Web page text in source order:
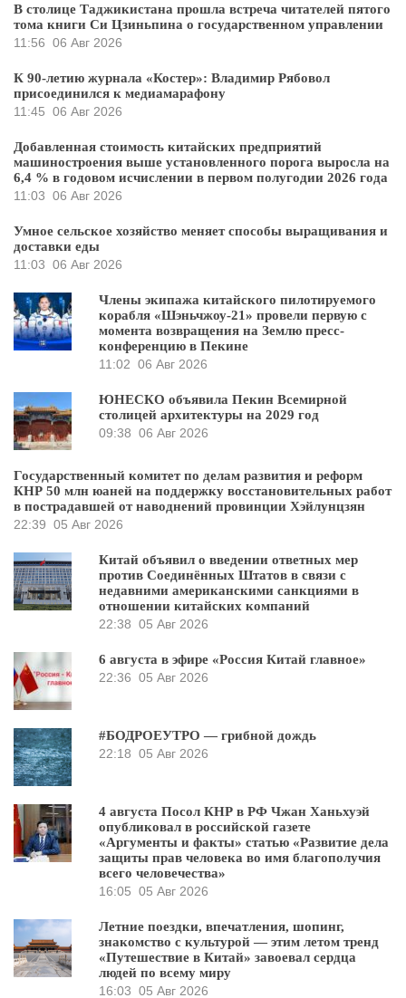
В столице Таджикистана прошла встреча читателей пятого
тома книги Си Цзиньпина о государственном управлении
11:56 06 Авг 2026
К 90-летию журнала «Костер»: Владимир Рябовол
присоединился к медиамарафону
11:45 06 Авг 2026
Добавленная стоимость китайских предприятий
машиностроения выше установленного порога выросла на
6,4 % в годовом исчислении в первом полугодии 2026 года
11:03 06 Авг 2026
Умное сельское хозяйство меняет способы выращивания и
доставки еды
11:03 06 Авг 2026
Члены экипажа китайского пилотируемого
корабля «Шэньчжоу-21» провели первую с
момента возвращения на Землю пресс-
конференцию в Пекине
11:02 06 Авг 2026
ЮНЕСКО объявила Пекин Всемирной
столицей архитектуры на 2029 год
09:38 06 Авг 2026
Государственный комитет по делам развития и реформ
КНР 50 млн юаней на поддержку восстановительных работ
в пострадавшей от наводнений провинции Хэйлунцзян
22:39 05 Авг 2026
Китай объявил о введении ответных мер
против Соединённых Штатов в связи с
недавними американскими санкциями в
отношении китайских компаний
22:38 05 Авг 2026
6 августа в эфире «Россия Китай главное»
22:36 05 Авг 2026
#БОДРОЕУТРО — грибной дождь
22:18 05 Авг 2026
4 августа Посол КНР в РФ Чжан Ханьхуэй
опубликовал в российской газете
«Аргументы и факты» статью «Развитие дела
защиты прав человека во имя благополучия
всего человечества»
16:05 05 Авг 2026
Летние поездки, впечатления, шопинг,
знакомство с культурой — этим летом тренд
«Путешествие в Китай» завоевал сердца
людей по всему миру
16:03 05 Авг 2026